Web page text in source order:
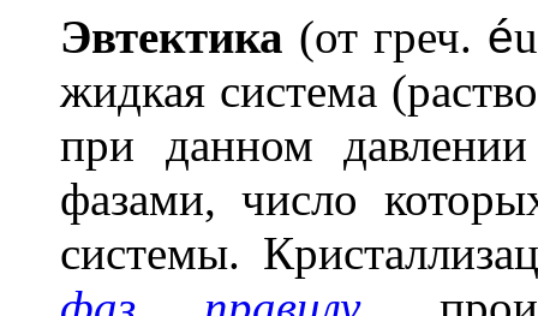
Эвтектика (от греч. é
жидкая система
при данном
фазами, число
системы.